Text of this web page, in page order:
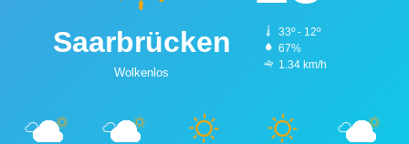
Saarbrücken
Wolkenlos
33º - 12º
67%
1.34 km/h